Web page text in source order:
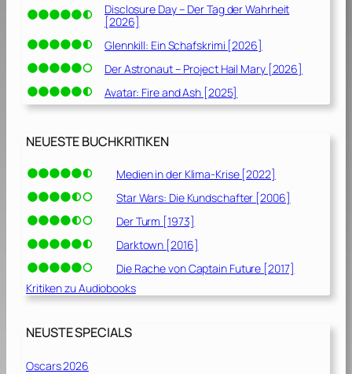
Disclosure Day – Der Tag der Wahrheit
[2026]
Glennkill: Ein Schafskrimi [2026]
Der Astronaut – Project Hail Mary [2026]
Avatar: Fire and Ash [2025]
NEUESTE BUCHKRITIKEN
Medien in der Klima-Krise [2022]
Star Wars: Die Kundschafter [2006]
Der Turm [1973]
Darktown [2016]
Die Rache von Captain Future [2017]
Kritiken zu Audiobooks
NEUSTE SPECIALS
Oscars 2026